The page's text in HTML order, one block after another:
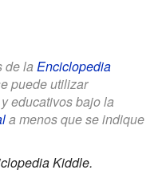
de la Enciclopedia
puede utilizar
educativos bajo la
a menos que se indique
Kiddle.